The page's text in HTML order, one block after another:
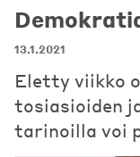
13.1.2021
Eletty viikko
tosiasioiden
tarinoilla voi